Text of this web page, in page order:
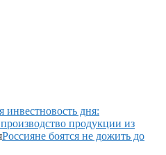
инвестновость дня:
продукции из
Россияне боятся не дожить до